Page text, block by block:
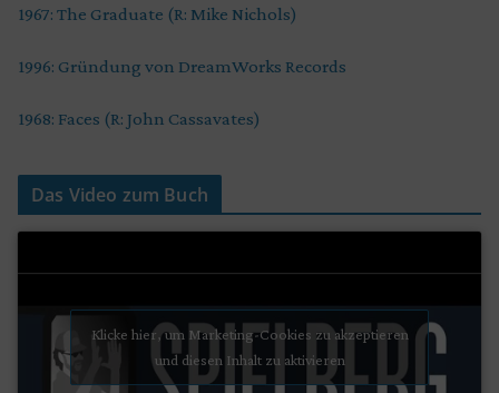
1967: The Graduate (R: Mike Nichols)
1996: Gründung von DreamWorks Records
1968: Faces (R: John Cassavates)
Das Video zum Buch
Klicke hier, um Marketing-Cookies zu akzeptieren
und diesen Inhalt zu aktivieren